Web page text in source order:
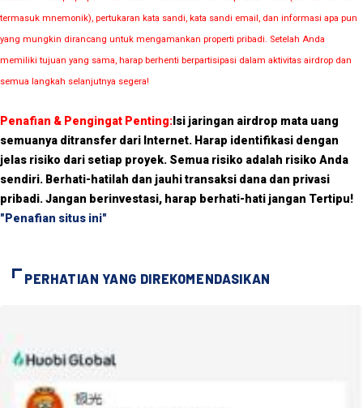
termasuk mnemonik), pertukaran kata sandi, kata sandi email, dan informasi apa pun
yang mungkin dirancang untuk mengamankan properti pribadi. Setelah Anda
memiliki tujuan yang sama, harap berhenti berpartisipasi dalam aktivitas airdrop dan
semua langkah selanjutnya segera!
Penafian & Pengingat Penting: Isi jaringan airdrop mata uang
semuanya ditransfer dari Internet. Harap identifikasi dengan
jelas risiko dari setiap proyek. Semua risiko adalah risiko Anda
sendiri. Berhati-hatilah dan jauhi transaksi dana dan privasi
pribadi. Jangan berinvestasi, harap berhati-hati jangan Tertipu!
"Penafian situs ini"
PERHATIAN YANG DIREKOMENDASIKAN